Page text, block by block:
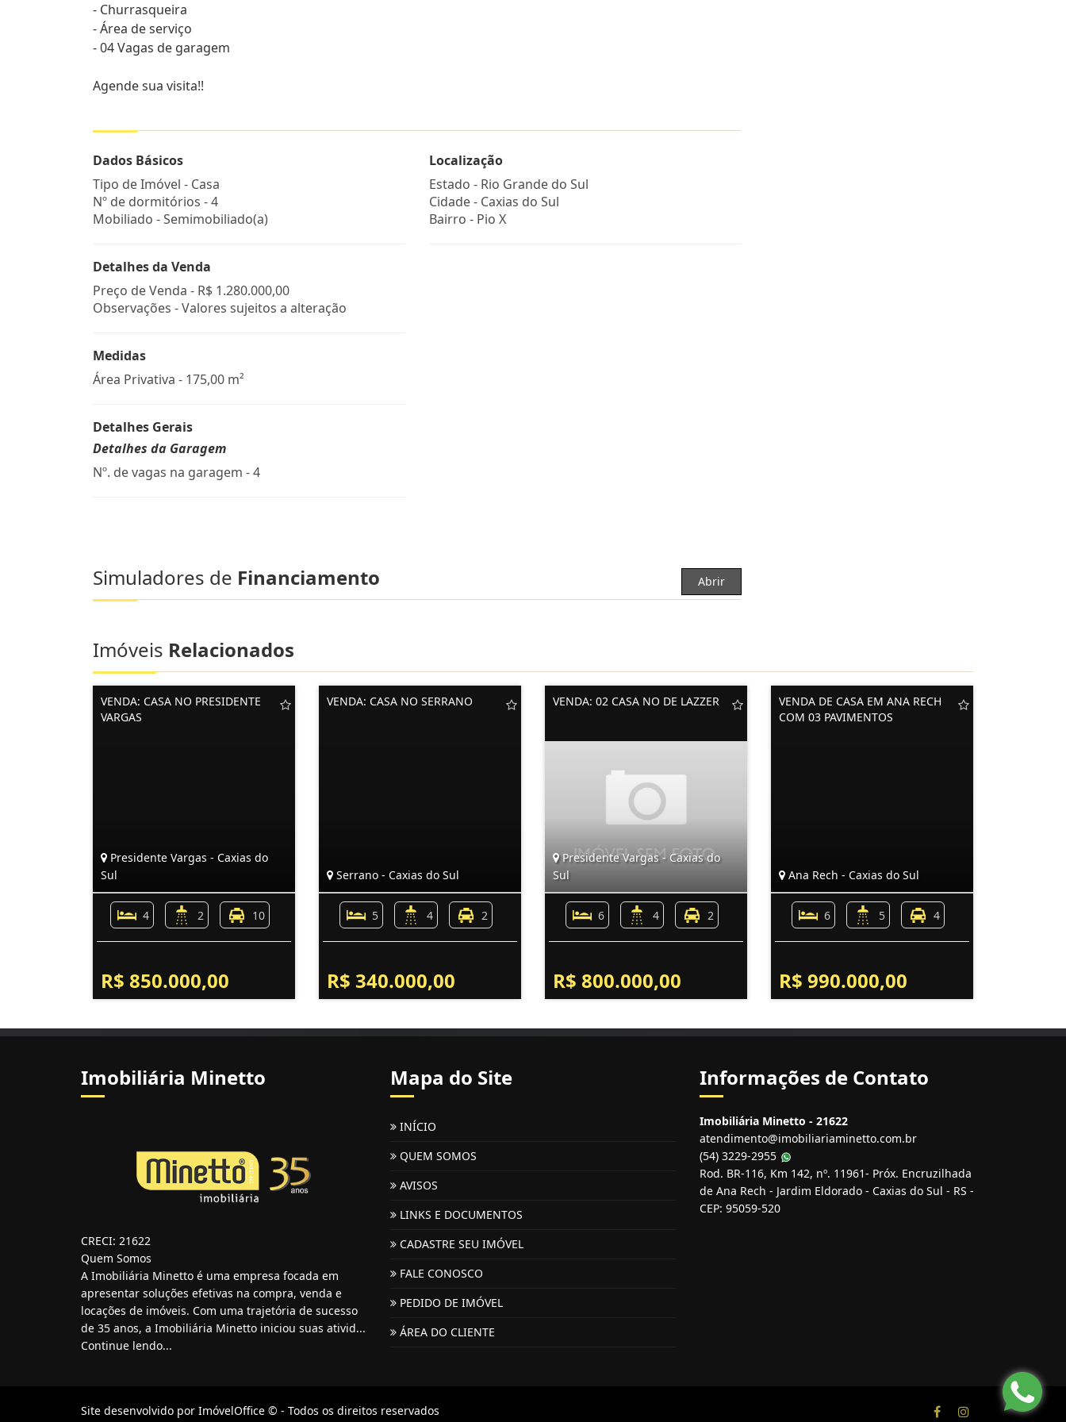
- Churrasqueira
- Área de serviço
- 04 Vagas de garagem
Agende sua visita!!
Dados Básicos
Tipo de Imóvel - Casa
Nº de dormitórios - 4
Mobiliado - Semimobiliado(a)
Detalhes da Venda
Preço de Venda - R$ 1.280.000,00
Observações - Valores sujeitos a alteração
Medidas
Área Privativa - 175,00 m²
Detalhes Gerais
Detalhes da Garagem
Nº. de vagas na garagem - 4
Localização
Estado - Rio Grande do Sul
Cidade - Caxias do Sul
Bairro - Pio X
Simuladores de Financiamento Abrir
Imóveis Relacionados
VENDA: CASA NO PRESIDENTE
VARGAS
Presidente Vargas - Caxias do
Sul
4 2 10
R$ 850.000,00
VENDA: CASA NO SERRANO
Serrano - Caxias do Sul
5 4 2
R$ 340.000,00
VENDA: 02 CASA NO DE LAZZER
Presidente Vargas - Caxias do
Sul
6 4 2
R$ 800.000,00
VENDA DE CASA EM ANA RECH
COM 03 PAVIMENTOS
Ana Rech - Caxias do Sul
6 5 4
R$ 990.000,00
Imobiliária Minetto
CRECI: 21622
Quem Somos
A Imobiliária Minetto é uma empresa focada em
apresentar soluções efetivas na compra, venda e
locações de imóveis. Com uma trajetória de sucesso
de 35 anos, a Imobiliária Minetto iniciou suas ativid...
Continue lendo...
Mapa do Site
INÍCIO
QUEM SOMOS
AVISOS
LINKS E DOCUMENTOS
CADASTRE SEU IMÓVEL
FALE CONOSCO
PEDIDO DE IMÓVEL
ÁREA DO CLIENTE
Informações de Contato
Imobiliária Minetto - 21622
atendimento@imobiliariaminetto.com.br
(54) 3229-2955
Rod. BR-116, Km 142, nº. 11961- Próx. Encruzilhada
de Ana Rech - Jardim Eldorado - Caxias do Sul - RS -
CEP: 95059-520
Site desenvolvido por ImóvelOffice © - Todos os direitos reservados